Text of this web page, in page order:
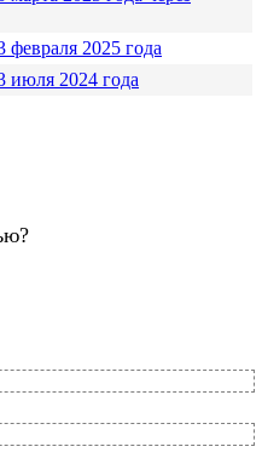
2025 года
июля 2024 года